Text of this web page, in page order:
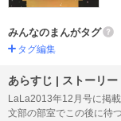
みんなのまんがタグ
タグ編集
あらすじ | ストーリー
LaLa2013年12月号に掲
文部の部室でこの後に待